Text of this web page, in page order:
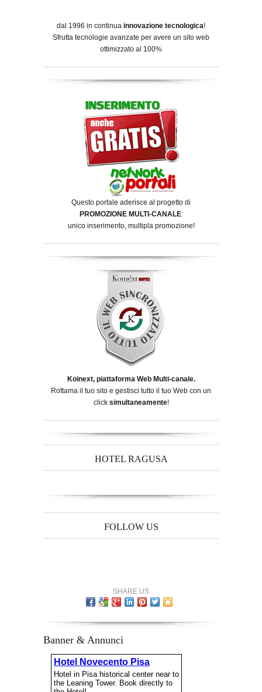
dal 1996 in continua innovazione tecnologica!
Sfrutta tecnologie avanzate per avere un sito web
ottimizzato al 100%
Questo portale aderisce al progetto di
PROMOZIONE MULTI-CANALE:
unico inserimento, multipla promozione!
Koinext, piattaforma Web Multi-canale.
Rottama il tuo sito e gestisci tutto il tuo Web con un
click simultaneamente!
HOTEL RAGUSA
FOLLOW US
SHARE US
Banner & Annunci